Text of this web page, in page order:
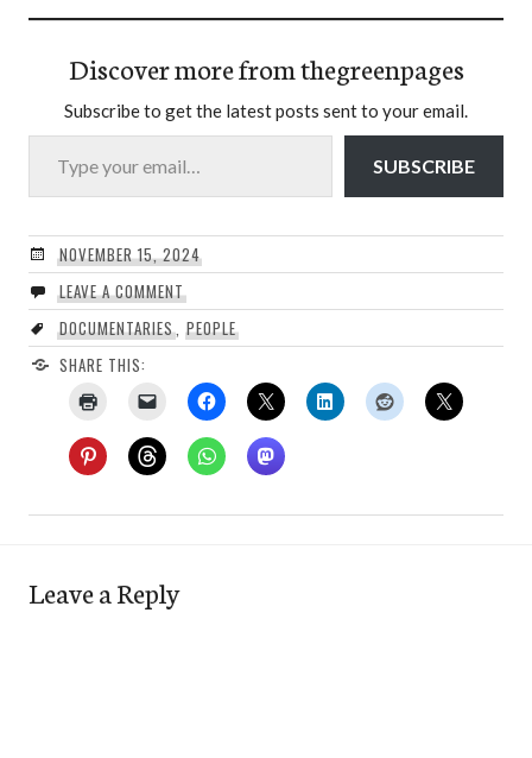
Discover more from thegreenpages
Subscribe to get the latest posts sent to your email.
Type your email…
SUBSCRIBE
NOVEMBER 15, 2024
LEAVE A COMMENT
DOCUMENTARIES, PEOPLE
SHARE THIS:
Leave a Reply